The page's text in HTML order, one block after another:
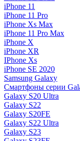
iPhone 11
iPhone 11 Pro
iPhone Xs Max
iPhone 11 Pro Max
iPhone X
iPhone XR
IPhone Xs
iPhone SE 2020
Samsung Galaxy
Смартфоны серии
Galaxy S20 Ultra
Galaxy S22
Galaxy S20FE
Galaxy S22 Ultra
Galaxy S23